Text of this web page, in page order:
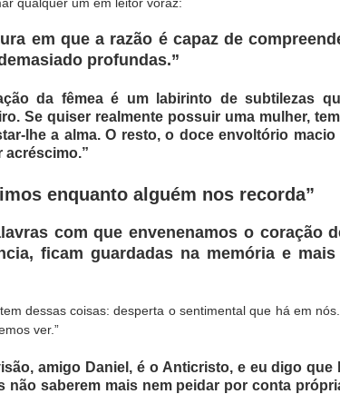
em que a razão é capaz de
profundas.”
da fêmea é um labirinto de subtilezas
Se quiser realmente possuir uma mulher,
lhe a alma. O resto, o doce envoltório
acréscimo.”
enquanto alguém nos recorda”
com que envenenamos o coração
ficam guardadas na memória e
dessas coisas: desperta o sentimental que há em
ver.”
amigo Daniel, é o Anticristo, e eu digo
não saberem mais nem peidar por conta